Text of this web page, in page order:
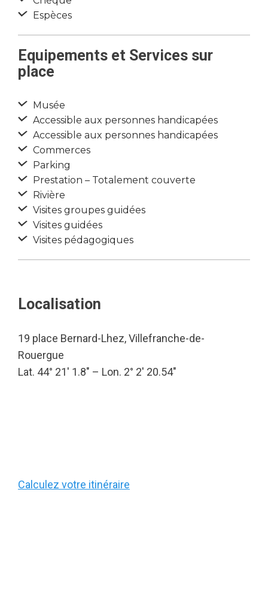
Espèces
Equipements et Services sur
place
Musée
Accessible aux personnes handicapées
Accessible aux personnes handicapées
Commerces
Parking
Prestation – Totalement couverte
Rivière
Visites groupes guidées
Visites guidées
Visites pédagogiques
Localisation
19 place Bernard-Lhez, Villefranche-de-
Rouergue
Lat. 44° 21′ 1.8″ – Lon. 2° 2′ 20.54″
Calculez votre itinéraire